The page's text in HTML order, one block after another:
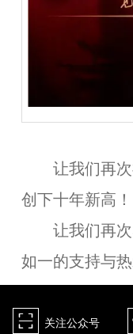
让我们再次
创下十年新高！
让我们再次
如一的支持与热
򰀁 关注公众号